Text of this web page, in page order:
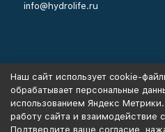
info@hydrolife.ru
Информация
Наш сайт использует cookie-
обрабатывает персональные
использованием Яндекс
работу сайта и взаимодействие
Подтвердите ваше согласие,